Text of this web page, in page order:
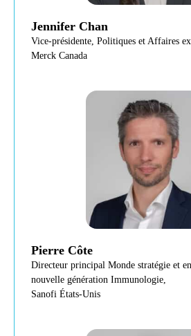
Jennifer Chan
Vice-présidente, Politiques et Affaires
Merck Canada
Pierre Côte
Directeur principal Monde stratégie et
nouvelle génération Immunologie,
Sanofi États-Unis